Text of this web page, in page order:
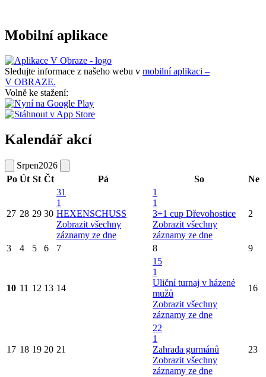
Mobilní aplikace
Sledujte informace z našeho webu v mobilní aplikaci –
V OBRAZE.
Volně ke stažení:
Kalendář akcí
Srpen2026
Po Út St Čt Pá So Ne
27 28 29 30
31
1
HEXENSCHUSS
Zobrazit všechny
záznamy ze dne
1
1
3+1 cup Dřevohostice
Zobrazit všechny
záznamy ze dne
2
3 4 5 6 7 8 9
10 11 12 13 14
15
1
Uliční turnaj v házené
mužů
Zobrazit všechny
záznamy ze dne
16
17 18 19 20 21
22
1
Zahrada gurmánů
Zobrazit všechny
záznamy ze dne
23